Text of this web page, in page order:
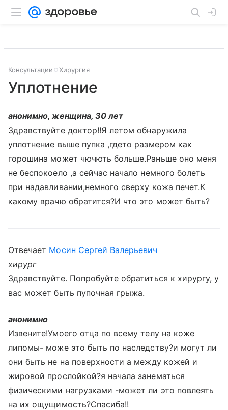
Консультации Хирургия
Уплотнение
анонимно, женщина, 30 лет
Здравствуйте доктор!!Я летом обнаружила
уплотнение выше пупка ,гдето размером как
горошина может чючють больше.Раньше оно меня
не беспокоело ,а сейчас начало немного болеть
при надавливании,немного сверху кожа печет.К
какому врачю обратится?И что это может быть?
Отвечает Мосин Сергей Валерьевич
хирург
Здравствуйте. Попробуйте обратиться к хирургу, у
вас может быть пупочная грыжа.
анонимно
Извените!Умоего отца по всему телу на коже
липомы- може это быть по наследству?и могут ли
они быть не на поверхности а между кожей и
жировой прослойкой?я начала занематься
физическими нагрузками -может ли это повлеять
на их ощущимость?Спасиба!!